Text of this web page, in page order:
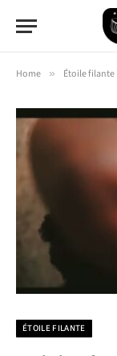
Home » Étoile filante
ÉTOILE FILANTE